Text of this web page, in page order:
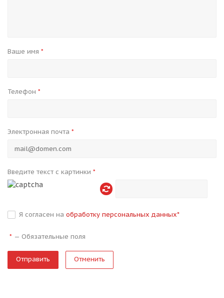
Ваше имя *
Телефон *
Электронная почта *
Введите текст с картинки *
Я согласен на обработку персональных данных*
* — Обязательные поля
Отменить